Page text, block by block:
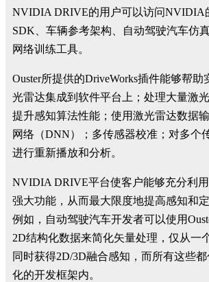
NVIDIA DRIVE的用户可以访问NVIDIA
SDK、车辆参考架构、自动驾驶汽车仿
网络训练工具。
Ouster所提供的DriveWorks插件能够帮助
光雷达集成到软件平台上；处理大量激
提升感知算法性能；使用激光雷达数据
网络（DNN）；多传感器校准；对多个
进行重新播放和分析。
NVIDIA DRIVE平台使客户能够充分利用
强大功能，从而最大限度地提高感知和
例如，自动驾驶汽车开发者可以使用
2D结构化数据来简化矢量处理，仅从一
同时获得2D/3D融合感知，而所有这些
化的开发框架内。